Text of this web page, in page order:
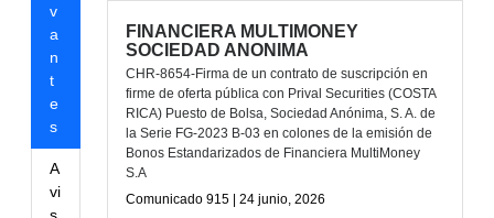
v
a
n
t
e
s
A
vi
s
FINANCIERA MULTIMONEY
SOCIEDAD ANONIMA
CHR-8654-Firma de un contrato de suscripción en
firme de oferta pública con Prival Securities (COSTA
RICA) Puesto de Bolsa, Sociedad Anónima, S. A. de
la Serie FG-2023 B-03 en colones de la emisión de
Bonos Estandarizados de Financiera MultiMoney
S.A
Comunicado 915 | 24 junio, 2026